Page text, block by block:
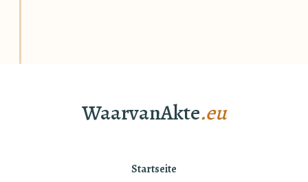
WaarvanAkte.eu
Startseite